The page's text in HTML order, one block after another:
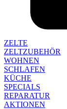
ZELTE
ZELTZUBEHÖR
WOHNEN
SCHLAFEN
KÜCHE
SPECIALS
REPARATUR
AKTIONEN